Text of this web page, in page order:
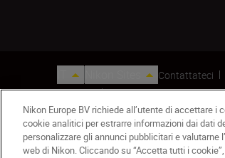
Contattateci
© 2026 Nikon
Nikon Europe BV richiede all’utente di accettare
cookie analitici per estrarre informazioni dai dati
personalizzare gli annunci pubblicitari e
web di Nikon. Cliccando su “Accetta tutti i